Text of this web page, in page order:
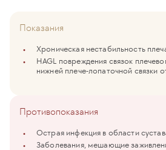
Показания
Хроническая нестабильность
HAGL повреждения связок
нижней плече-лопаточной связки
Противопоказания
Острая инфекция в области
Заболевания, мешающие